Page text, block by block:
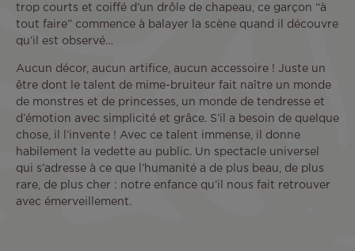
trop courts et coiffé d’un drôle de chapeau, ce garçon “à
tout faire” commence à balayer la scène quand il découvre
qu’il est observé…
Aucun décor, aucun artifice, aucun accessoire ! Juste un
être dont le talent de mime-bruiteur fait naître un monde
de monstres et de princesses, un monde de tendresse et
d’émotion avec simplicité et grâce. S’il a besoin de quelque
chose, il l’invente ! Avec ce talent immense, il donne
habilement la vedette au public. Un spectacle universel
qui s’adresse à ce que l’humanité a de plus beau, de plus
rare, de plus cher : notre enfance qu’il nous fait retrouver
avec émerveillement.